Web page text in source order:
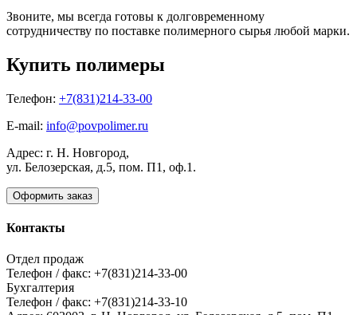
Звоните, мы всегда готовы к долговременному
сотрудничеству по поставке полимерного сырья любой марки.
Купить полимеры
Телефон: +7(831)214-33-00
E-mail: info@povpolimer.ru
Адрес: г. Н. Новгород,
ул. Белозерская, д.5, пом. П1, оф.1.
Оформить заказ
Контакты
Отдел продаж
Телефон / факс: +7(831)214-33-00
Бухгалтерия
Телефон / факс: +7(831)214-33-10